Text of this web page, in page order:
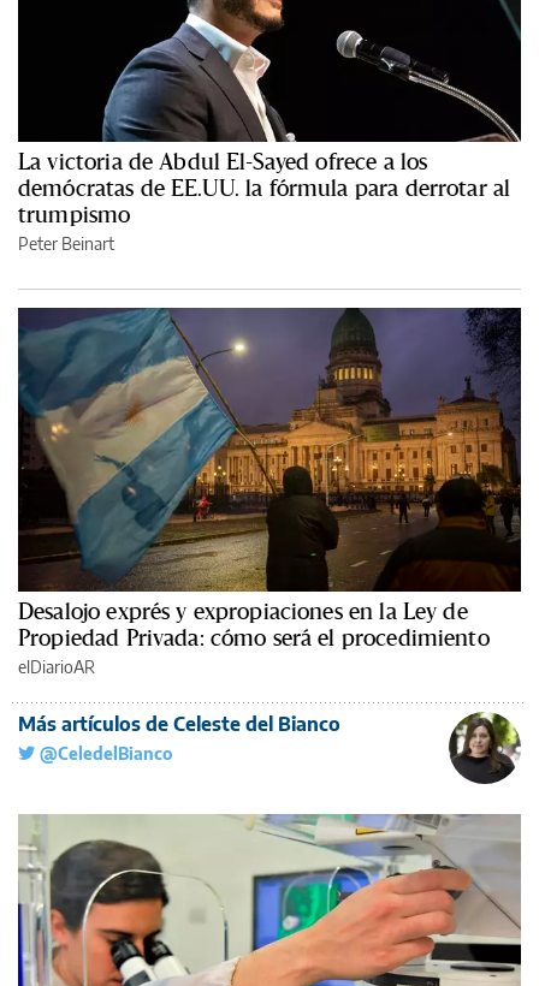
La victoria de Abdul El-Sayed ofrece a los
demócratas de EE.UU. la fórmula para derrotar al
trumpismo
Peter Beinart
Desalojo exprés y expropiaciones en la Ley de
Propiedad Privada: cómo será el procedimiento
elDiarioAR
Más artículos de Celeste del Bianco
@CeledelBianco